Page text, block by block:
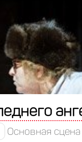
Основная сцена